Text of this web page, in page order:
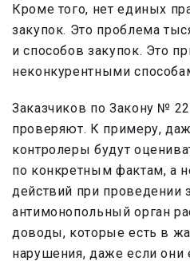
Кроме того, нет единых
закупок. Это проблема
и способов закупок. Это
неконкурентными
Заказчиков по Закону №
проверяют. К примеру,
контролеры будут
по конкретным фактам, а
действий при проведении
антимонопольный орган
доводы, которые есть в
нарушения, даже если они